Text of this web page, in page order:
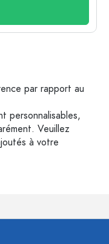
par rapport au
personnalisables,
Veuillez
à votre